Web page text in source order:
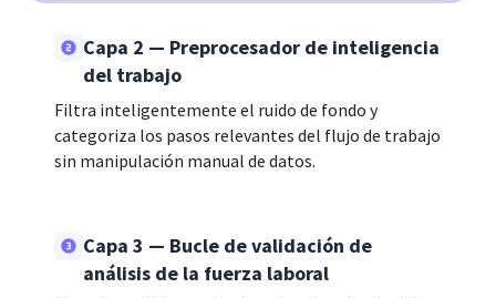
Capa 2 — Preprocesador de inteligencia
del trabajo
Filtra inteligentemente el ruido de fondo y
categoriza los pasos relevantes del flujo de trabajo
sin manipulación manual de datos.
Capa 3 — Bucle de validación de
análisis de la fuerza laboral